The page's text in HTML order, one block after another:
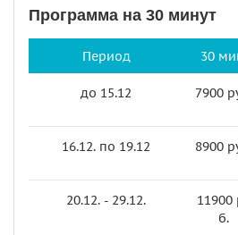
Программа на 30 минут
Период 30
до 15.12 7900
16.12. по 19.12 8900
20.12. - 29.12.
11900
б.